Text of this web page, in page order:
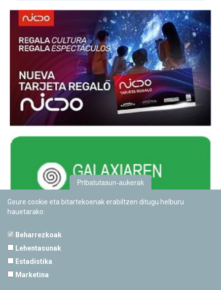
Pribatutasun-aukerak
Geure cookie eta bitartekoenak erabiltzen ditugu helburu
hauetarako:
Beharrezkoak
Lehentasunak
Estadistika
Marketina